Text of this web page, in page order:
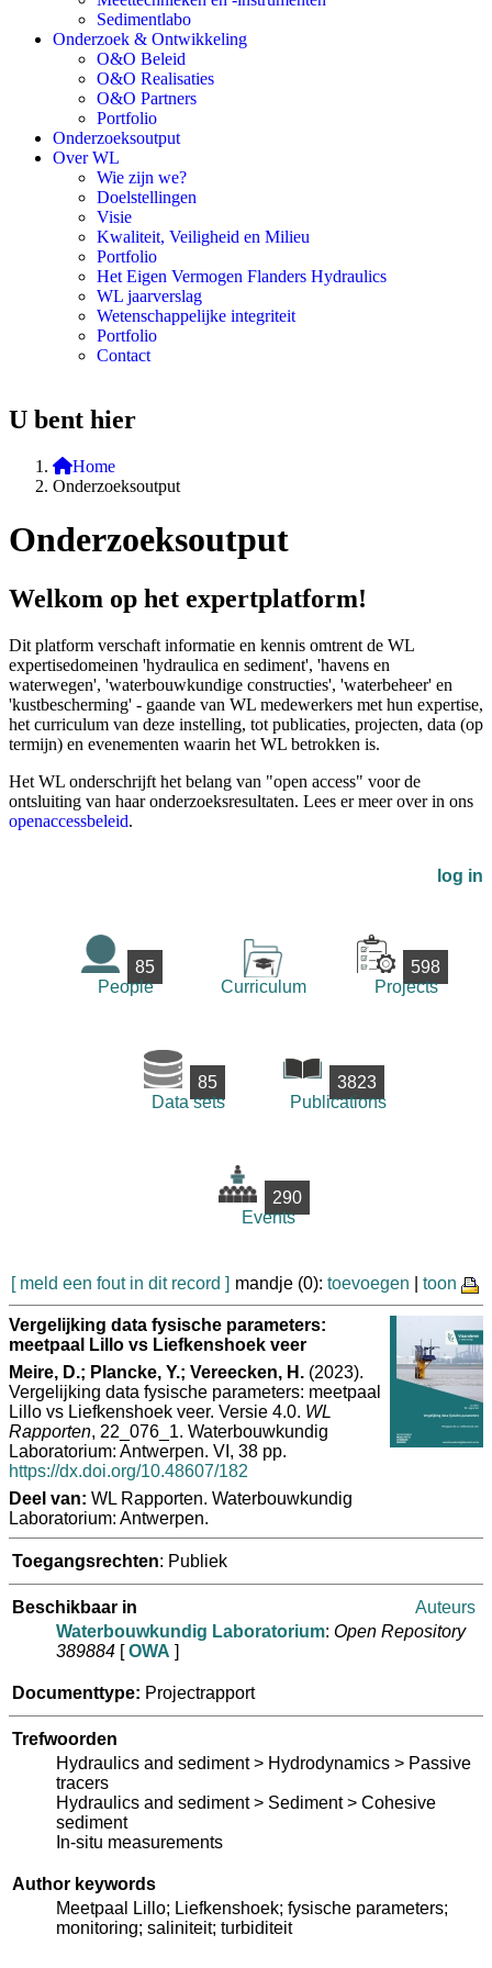
Sedimentlabo
Onderzoek & Ontwikkeling
O&O Beleid
O&O Realisaties
O&O Partners
Portfolio
Onderzoeksoutput
Over WL
Wie zijn we?
Doelstellingen
Visie
Kwaliteit, Veiligheid en Milieu
Portfolio
Het Eigen Vermogen Flanders Hydraulics
WL jaarverslag
Wetenschappelijke integriteit
Portfolio
Contact
U bent hier
Home
Onderzoeksoutput
Onderzoeksoutput
Welkom op het expertplatform!
Dit platform verschaft informatie en kennis omtrent de WL
expertisedomeinen 'hydraulica en sediment', 'havens en
waterwegen', 'waterbouwkundige constructies', 'waterbeheer' en
'kustbescherming' - gaande van WL medewerkers met hun expertise,
het curriculum van deze instelling, tot publicaties, projecten, data (op
termijn) en evenementen waarin het WL betrokken is.
Het WL onderschrijft het belang van "open access" voor de
ontsluiting van haar onderzoeksresultaten. Lees er meer over in ons
openaccessbeleid.
log in
85
People
Curriculum
598
Projects
85
Data sets
3823
Publications
290
Events
[ meld een fout in dit record ] mandje (0): toevoegen toon
Vergelijking data fysische parameters:
meetpaal Lillo vs Liefkenshoek veer
Meire, D.; Plancke, Y.; Vereecken, H. (2023).
Vergelijking data fysische parameters: meetpaal
Lillo vs Liefkenshoek veer. Versie 4.0. WL
Rapporten, 22_076_1. Waterbouwkundig
Laboratorium: Antwerpen. VI, 38 pp.
https://dx.doi.org/10.48607/182
Deel van: WL Rapporten. Waterbouwkundig
Laboratorium: Antwerpen.
Toegangsrechten: Publiek
Beschikbaar in
Auteurs
Waterbouwkundig Laboratorium: Open Repository
389884 [OWA ]
Documenttype: Projectrapport
Trefwoorden
Hydraulics and sediment > Hydrodynamics > Passive
tracers
Hydraulics and sediment > Sediment > Cohesive
sediment
In-situ measurements
Author keywords
Meetpaal Lillo; Liefkenshoek; fysische parameters;
monitoring; saliniteit; turbiditeit